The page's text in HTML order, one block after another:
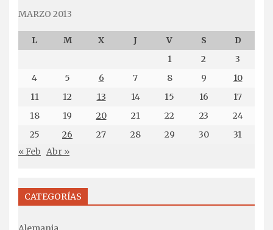
MARZO 2013
L M X J V S
D
1
2
3
4
5 6 7 8 9
10
11
12 13 14 15 16
17
18
19 20 21 22 23
24
25
26 27 28 29 30
31
« Feb Abr »
CATEGORÍAS